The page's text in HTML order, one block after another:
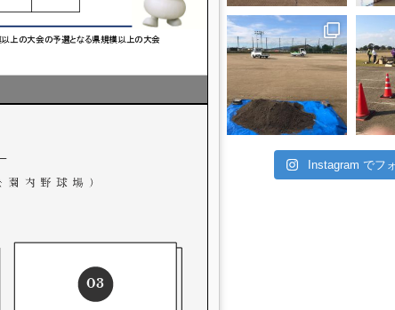
Instagram でフ